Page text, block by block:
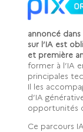
annoncé dans
sur l’IA est
et première
former à l’IA
principales
Il les
d’IA
opportunités
Ce parcours